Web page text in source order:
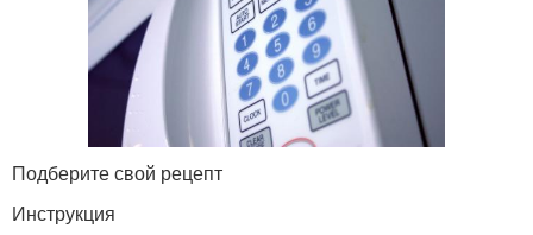
Подберите свой рецепт
Инструкция